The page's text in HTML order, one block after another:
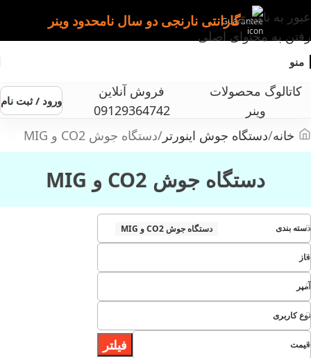
عبور به ناوبری
رفتن به محتوای اصلی
گارانتی نارنجی دو سال نامحدود وینر
منو
کاتالوگ محصولات
وینر
فروش آنلاین
09129364742
ورود / ثبت نام
خانه دستگاه جوش اینورتر دستگاه جوش CO2 و MIG
دستگاه جوش CO2 و MIG
دسته بندی دستگاه جوش CO2 و MIG
فاز
آمپر
نوع کاربری
قیمت فیلتر